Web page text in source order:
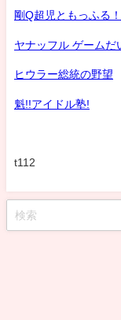
剛Q超児ともっふる！
ヤナッフル ゲームだ
ヒウラー総統の野望
魁!!アイドル塾!
t112